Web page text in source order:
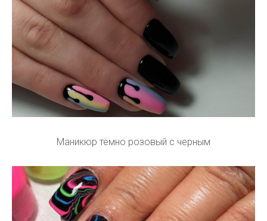
Маникюр тёмно розовый с черным